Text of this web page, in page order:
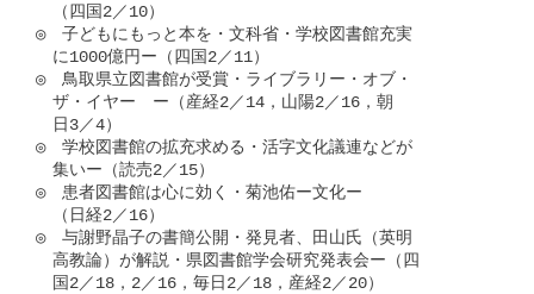
（四国2／10）
◎　子どもにもっと本を・文科省・学校図書館充実
に1000億円ー（四国2／11）
◎　鳥取県立図書館が受賞・ライブラリー・オブ・
ザ・イヤー　ー（産経2／14，山陽2／16，朝
日3／4）
◎　学校図書館の拡充求める・活字文化議連などが
集いー（読売2／15）
◎　患者図書館は心に効く・菊池佑ー文化ー
（日経2／16）
◎　与謝野晶子の書簡公開・発見者、田山氏（英明
高教論）が解説・県図書館学会研究発表会ー（四
国2／18，2／16，毎日2／18，産経2／20）